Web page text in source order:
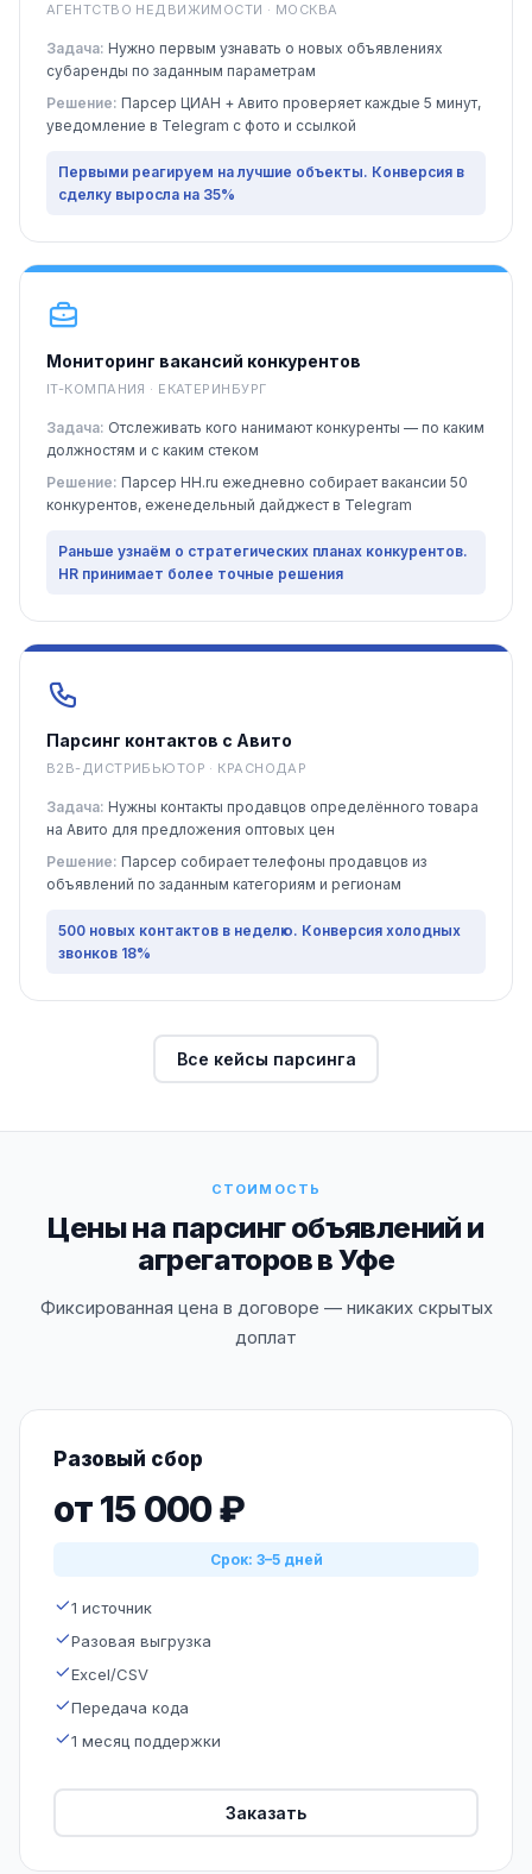
АГЕНТСТВО НЕДВИЖИМОСТИ · МОСКВА
Задача: Нужно первым узнавать о новых объявлениях
субаренды по заданным параметрам
Решение: Парсер ЦИАН + Авито проверяет каждые 5 минут,
уведомление в Telegram с фото и ссылкой
Первыми реагируем на лучшие объекты. Конверсия в
сделку выросла на 35%
Мониторинг вакансий конкурентов
IT-КОМПАНИЯ · ЕКАТЕРИНБУРГ
Задача: Отслеживать кого нанимают конкуренты — по каким
должностям и с каким стеком
Решение: Парсер HH.ru ежедневно собирает вакансии 50
конкурентов, еженедельный дайджест в Telegram
Раньше узнаём о стратегических планах конкурентов.
HR принимает более точные решения
Парсинг контактов с Авито
B2B-ДИСТРИБЬЮТОР · КРАСНОДАР
Задача: Нужны контакты продавцов определённого товара
на Авито для предложения оптовых цен
Решение: Парсер собирает телефоны продавцов из
объявлений по заданным категориям и регионам
500 новых контактов в неделю. Конверсия холодных
звонков 18%
Все кейсы парсинга
СТОИМОСТЬ
Цены на парсинг объявлений и
агрегаторов в Уфе
Фиксированная цена в договоре — никаких скрытых
доплат
Разовый сбор
от 15 000 ₽
Срок: 3–5 дней
1 источник
Разовая выгрузка
Excel/CSV
Передача кода
1 месяц поддержки
Заказать